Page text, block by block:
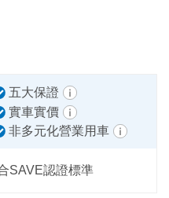
五大保證
實車實價
非多元化營業用車
SAVE認證標準